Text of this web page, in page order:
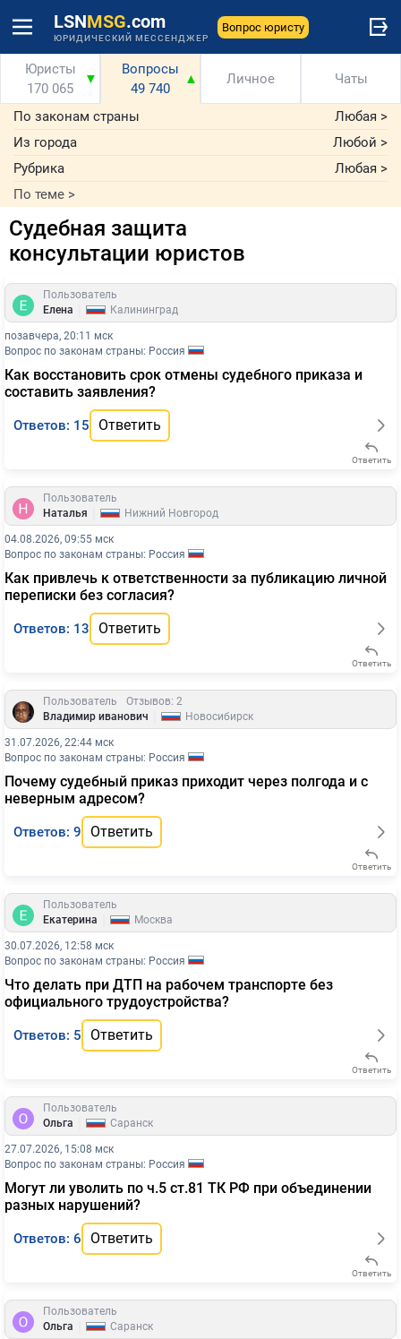
LSNMSG.com
ЮРИДИЧЕСКИЙ МЕССЕНДЖЕР
Вопрос юристу
Юристы
170 065
▼
Вопросы
49 740
▲ Личное Чаты
По законам страны Любая >
Из города
Любой >
Рубрика
Любая >
По теме >
Судебная защита
консультации юристов
Пользователь
Елена
Калининград
позавчера, 20:11 мск
Вопрос по законам страны: Россия
Как восстановить срок отмены судебного приказа и
составить заявления?
Ответов: 15 Ответить
Ответить
Пользователь
Наталья
Нижний Новгород
04.08.2026, 09:55 мск
Вопрос по законам страны: Россия
Как привлечь к ответственности за публикацию личной
переписки без согласия?
Ответов: 13 Ответить
Ответить
Пользователь
Отзывов: 2
Владимир иванович
Новосибирск
31.07.2026, 22:44 мск
Вопрос по законам страны: Россия
Почему судебный приказ приходит через полгода и с
неверным адресом?
Ответов: 9 Ответить
Ответить
Пользователь
Екатерина
Москва
30.07.2026, 12:58 мск
Вопрос по законам страны: Россия
Что делать при ДТП на рабочем транспорте без
официального трудоустройства?
Ответов: 5 Ответить
Ответить
Пользователь
Ольга
Саранск
27.07.2026, 15:08 мск
Вопрос по законам страны: Россия
Могут ли уволить по ч.5 ст.81 ТК РФ при объединении
разных нарушений?
Ответов: 6 Ответить
Ответить
Пользователь
Ольга
Саранск